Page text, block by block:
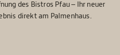
des Bistros Pfau– Ihr neuer
direkt am Palmenhaus.